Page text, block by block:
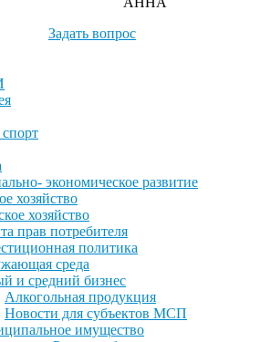
Задать вопрос
экономическое развитие
хозяйство
хозяйство
прав потребителя
политика
среда
и средний бизнес
Алкогольная продукция
Новости для субъектов МСП
имущество